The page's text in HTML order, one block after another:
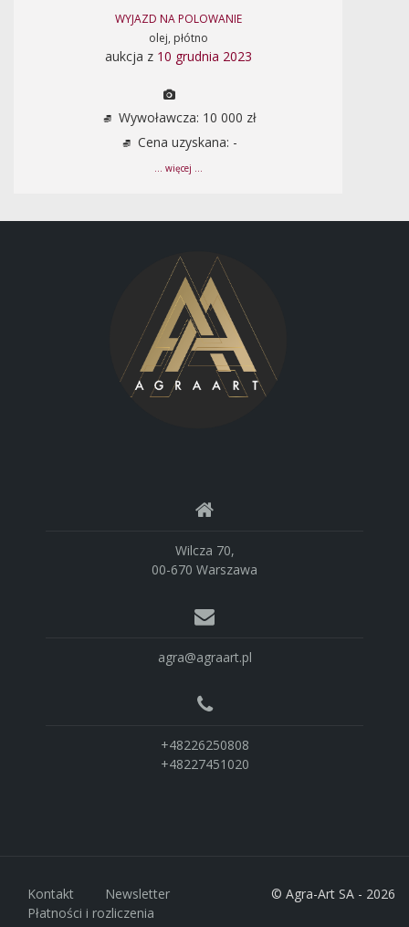
WYJAZD NA POLOWANIE
olej, płótno
aukcja z 10 grudnia 2023
Wywoławcza: 10 000 zł
Cena uzyskana: -
... więcej ...
Wilcza 70,
00-670 Warszawa
agra@agraart.pl
+48226250808
+48227451020
Kontakt
Newsletter
Płatności i rozliczenia
© Agra-Art SA - 2026